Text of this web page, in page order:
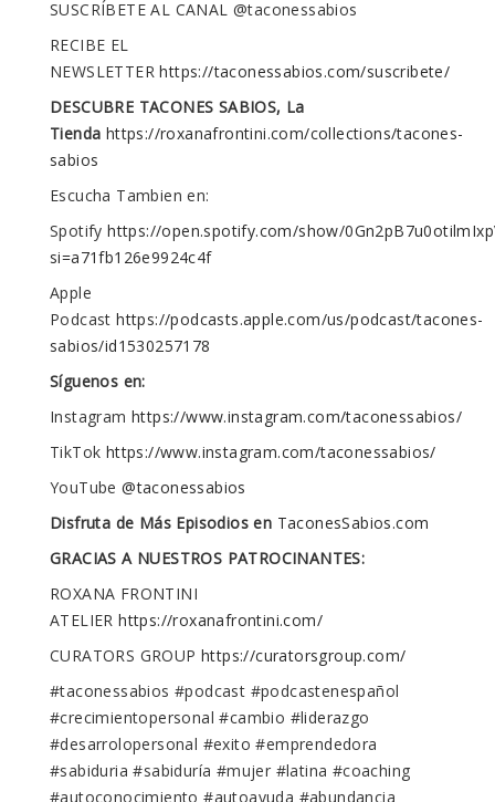
SUSCRÍBETE AL CANAL @taconessabios
RECIBE EL
NEWSLETTERhttps://taconessabios.com/suscribete/
DESCUBRE TACONES SABIOS, La
Tienda https://roxanafrontini.com/collections/tacones-
sabios
Escucha Tambien en:
Spotifyhttps://open.spotify.com/show/
si=a71fb126e9924c4f
Apple
Podcasthttps://podcasts.apple.com/us/podcast/tacones-
sabios/id1530257178
Síguenos en:
Instagramhttps://www.instagram.com/taconessabios/
TikTok https://www.instagram.com/taconessabios/
YouTube@taconessabios
Disfruta de Más Episodios en TaconesSabios.com
GRACIAS A NUESTROS PATROCINANTES:
ROXANA FRONTINI
ATELIERhttps://roxanafrontini.com/
CURATORS GROUP https://curatorsgroup.com/
#taconessabios #podcast #podcastenespañol
#crecimientopersonal #cambio #liderazgo
#desarrolopersonal #exito #emprendedora
#sabiduria #sabiduría #mujer #latina #coaching
#autoconocimiento #autoayuda #abundancia